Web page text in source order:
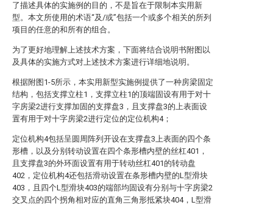
了描述具体的实施例的目的，不是旨在于限制本实用新
型。本文所使用的术语“及/或”包括一个或多个相关的所列
项目的任意的和所有的组合。
为了更好地理解上述技术方案，下面将结合说明书附图以
及具体的实施方式对上述技术方案进行详细地说明。
根据附图1-5所示，本实用新型实施例提供了一种房梁固定
结构，包括支撑立柱1，支撑立柱1的顶端固设有用于对十
字房梁2进行支撑加固的支撑盘3，且支撑盘3的上表面设
置有用于对十字房梁2进行定位的定位机构4；
定位机构4包括呈圆周阵列开设在支撑盘3上表面的四个条
形槽，以及分别转动设置在四个条形槽内壁的丝杠401，
且支撑盘3的外环面设置有用于转动丝杠401的转动盘
402，定位机构4还包括滑动设置在条形槽内壁的L型滑块
403，且四个L型滑块403的端部均固设有分别与十字房梁2
交叉点的四个拐角相对应的直角三角形抵紧块404，L型滑